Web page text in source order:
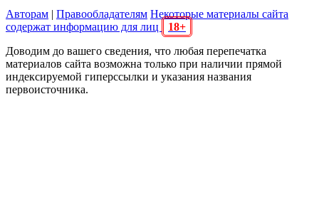
Авторам | Правообладателям Некоторые материалы сайта
содержат информацию для лиц
18+
Доводим до вашего сведения, что любая перепечатка
материалов сайта возможна только при наличии прямой
индексируемой гиперссылки и указания названия
первоисточника.